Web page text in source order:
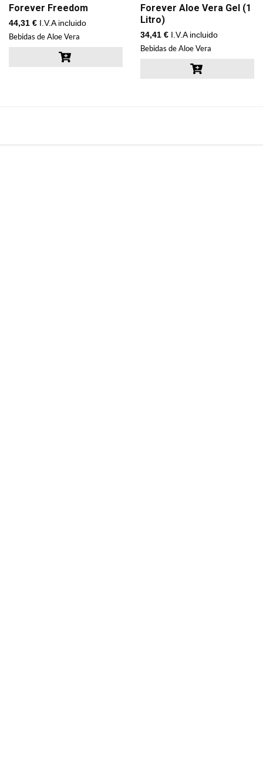
Forever Freedom
44,31 € I.V.A incluido
Bebidas de Aloe Vera
Forever Aloe Vera Gel (1
Litro)
34,41 € I.V.A incluido
Bebidas de Aloe Vera